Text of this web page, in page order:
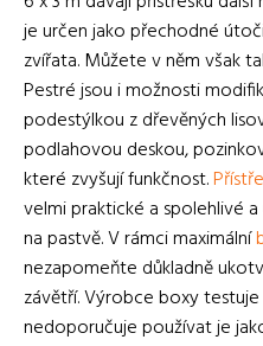
je určen jako přechodné
zvířata. Můžete v něm však
Pestré jsou i možnosti
podestýlkou z dřevěných
podlahovou deskou,
které zvyšují funkčnost.
velmi praktické a spolehlivé
na pastvě. V rámci maximální
nezapomeňte důkladně
závětří. Výrobce boxy
nedoporučuje používat je